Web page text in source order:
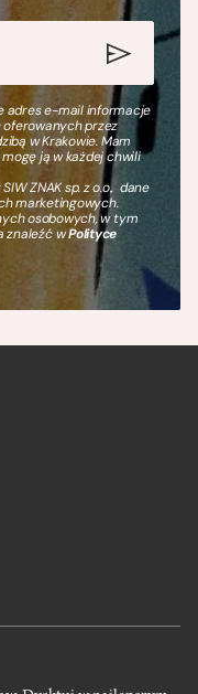
adres e-mail informacje
oferowanych przez
w Krakowie. Mam
ją w każdej chwili
ZNAK sp. z o.o., dane
marketingowych.
osobowych, w tym
znaleźć wPolityce